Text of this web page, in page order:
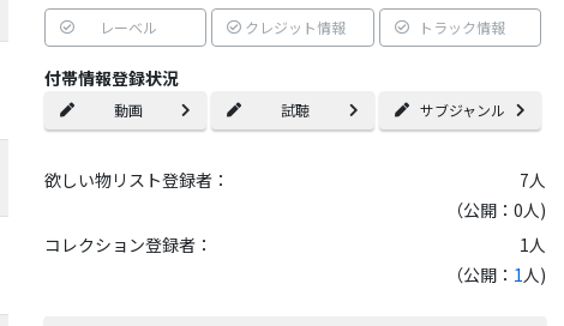
レーベル クレジット情報 トラック情報
付帯情報登録状況
動画 試聴 サブジャンル
欲しい物リスト登録者： 7人
（公開：0人)
コレクション登録者：
1 人
（公開： 1人)